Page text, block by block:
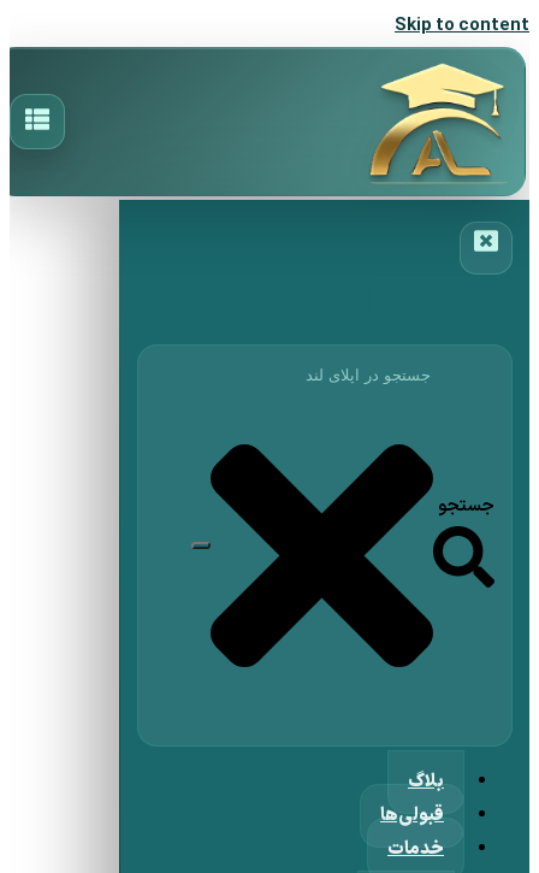
Skip to content
جستجو
بلاگ
قبولی‌ها
خدمات